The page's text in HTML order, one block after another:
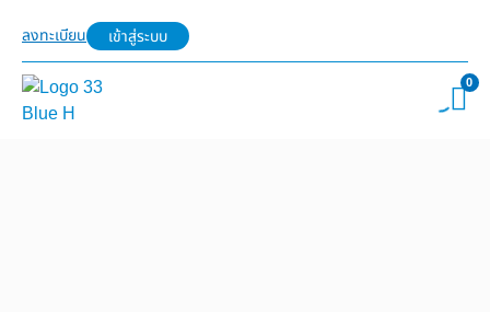
ลงทะเบียน เข้าสู่ระบบ
0